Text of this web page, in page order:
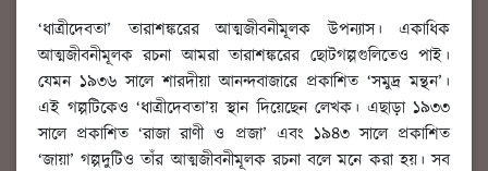
‘ধাত্রীদেবতা’ তারাশঙ্করের আত্মজীবনীমূলক উপন্যাস। একাধিক
আত্মজীবনীমূলক রচনা আমরা তারাশঙ্করের ছোটগল্পগুলিতেও পাই।
যেমন ১৯৩৬ সালে শারদীয়া আনন্দবাজারে প্রকাশিত ‘সমুদ্র মন্থন’।
এই গল্পটিকেও ‘ধাত্রীদেবতা’য় স্থান দিয়েছেন লেখক। এছাড়া ১৯৩৩
সালে প্রকাশিত ‘রাজা রাণী ও প্রজা’ এবং ১৯৪৩ সালে প্রকাশিত
‘জায়া’ গল্পদুটিও তাঁর আত্মজীবনীমূলক রচনা বলে মনে করা হয়। সব